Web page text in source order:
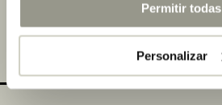
Permitir todas
Personalizar
COMPARTIR